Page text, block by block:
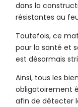
dans la
résistantes au
Toutefois, ce
pour la santé et
est désormais
Ainsi, tous les
obligatoirement
afin de détecter